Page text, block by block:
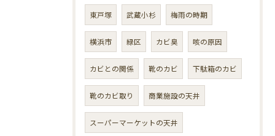
東戸塚 武蔵小杉 梅雨の時期
横浜市 緑区 カビ臭 咳の原因
カビとの関係 靴のカビ 下駄箱のカビ
靴のカビ取り 商業施設の天井
スーパーマーケットの天井